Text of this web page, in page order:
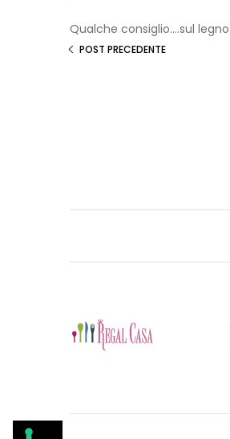
Qualche consiglio....sul legno
POST PRECEDENTE